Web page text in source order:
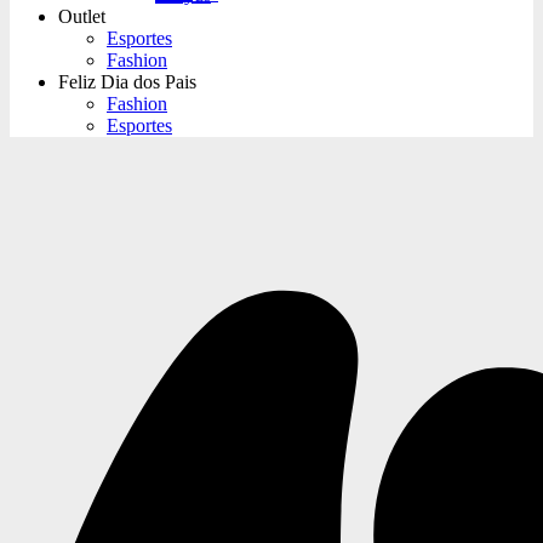
Outlet
Esportes
Fashion
Feliz Dia dos Pais
Fashion
Esportes